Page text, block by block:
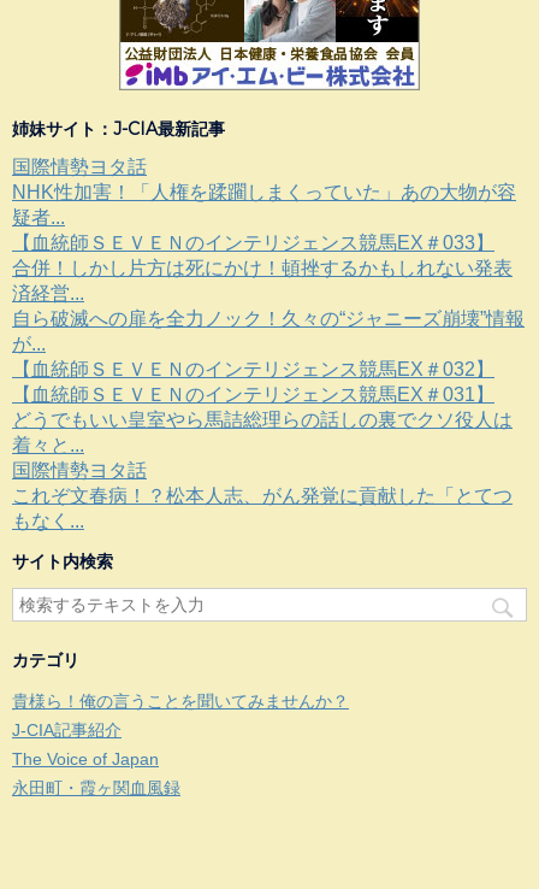
姉妹サイト：J-CIA最新記事
国際情勢ヨタ話
NHK性加害！「人権を蹂躙しまくっていた」あの大物が容
疑者...
【血統師ＳＥＶＥＮのインテリジェンス競馬EX＃033】
合併！しかし片方は死にかけ！頓挫するかもしれない発表
済経営...
自ら破滅への扉を全力ノック！久々の“ジャニーズ崩壊”情報
が...
【血統師ＳＥＶＥＮのインテリジェンス競馬EX＃032】
【血統師ＳＥＶＥＮのインテリジェンス競馬EX＃031】
どうでもいい皇室やら馬詰総理らの話しの裏でクソ役人は
着々と...
国際情勢ヨタ話
これぞ文春病！？松本人志、がん発覚に貢献した「とてつ
もなく...
サイト内検索
カテゴリ
貴様ら！俺の言うことを聞いてみませんか？
J-CIA記事紹介
The Voice of Japan
永田町・霞ヶ関血風録